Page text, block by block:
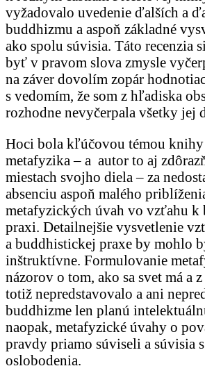
vyžadovalo uvedenie ďalších a
buddhizmu a aspoň základné
ako spolu súvisia. Táto recenzia
byť v pravom slova zmysle
na záver dovolím zopár
s vedomím, že som z hľadiska
rozhodne nevyčerpala všetky jej
Hoci bola kľúčovou témou
metafyzika – a autor to aj
miestach svojho diela – za
absenciu aspoň malého
metafyzických úvah vo vzťahu k
praxi. Detailnejšie vysvetlenie
a buddhistickej praxe by mohlo
inštruktívne. Formulovanie
názorov o tom, ako sa svet má a
totiž nepredstavovalo a ani
buddhizme len planú
naopak, metafyzické úvahy o
pravdy priamo súviseli a súvisia
oslobodenia.